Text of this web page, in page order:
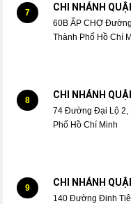
7 CHI NHÁNH
60B ẤP CHỢ
Thành Phố Hồ Chí
8 CHI NHÁNH
74 Đường Đại Lộ 2,
Phố Hồ Chí Minh
9 CHI NHÁNH
140 Đường Đinh